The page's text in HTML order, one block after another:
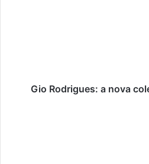
Gio Rodrigues: a nova